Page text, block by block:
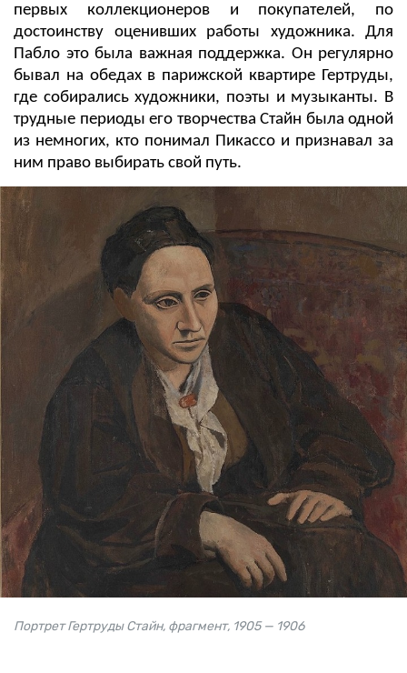
первых коллекционеров и покупателей, по
достоинству оценивших работы художникa. Для
Пабло это была важная поддержка. Он регулярно
бывал на обедах в парижской квартире Гертруды,
где собирались художники, поэты и музыканты. В
трудные периоды его творчества Стайн была одной
из немногих, кто понимал Пикассо и признавал за
ним право выбирать свой путь.
Портрет Гертруды Стайн, фрагмент, 1905 — 1906